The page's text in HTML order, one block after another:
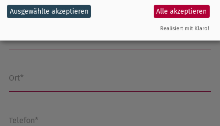
Ort*
Telefon*
Ausgewählte akzeptieren Alle akzeptieren
Realisiert mit Klaro!